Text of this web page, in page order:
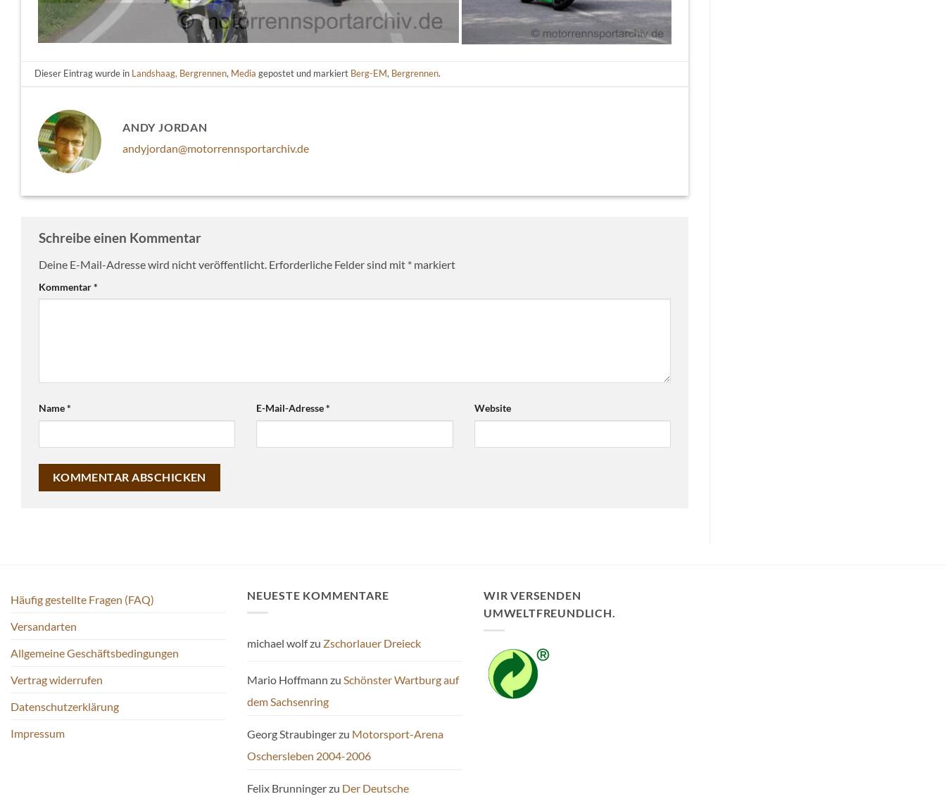
Dieser Eintrag wurde in Landshaag, Bergrennen, Media gepostet und markiert Berg-EM, Bergrennen.
ANDY JORDAN
andyjordan@motorrennsportarchiv.de
Schreibe einen Kommentar
Deine E-Mail-Adresse wird nicht veröffentlicht. Erforderliche Felder sind mit * markiert
Kommentar*
Name* E-Mail-Adresse* Website
Häufig gestellte Fragen (FAQ)
Versandarten
Allgemeine Geschäftsbedingungen
Vertrag widerrufen
Datenschutzerklärung
Impressum
NEUESTE KOMMENTARE
michael wolfzu Zschorlauer Dreieck
Mario Hoffmann zu Schönster Wartburg auf
dem Sachsenring
Georg Straubingerzu Motorsport-Arena
Oschersleben 2004-2006
Felix Brunningerzu Der Deutsche
WIR VERSENDEN
UMWELTFREUNDLICH.